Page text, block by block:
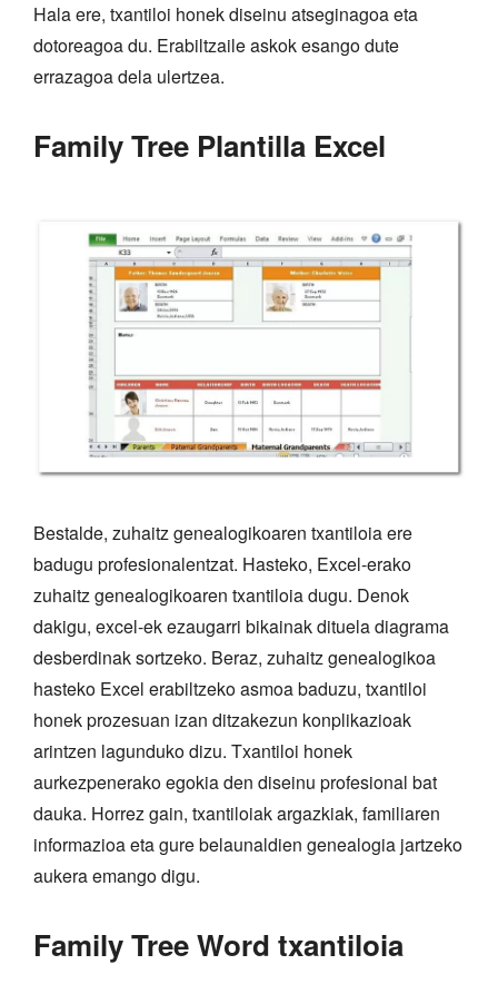
Hala ere, txantiloi honek diseinu atseginagoa eta
dotoreagoa du. Erabiltzaile askok esango dute
errazagoa dela ulertzea.
Family Tree Plantilla Excel
Bestalde, zuhaitz genealogikoaren txantiloia ere
badugu profesionalentzat. Hasteko, Excel-erako
zuhaitz genealogikoaren txantiloia dugu. Denok
dakigu, excel-ek ezaugarri bikainak dituela diagrama
desberdinak sortzeko. Beraz, zuhaitz genealogikoa
hasteko Excel erabiltzeko asmoa baduzu, txantiloi
honek prozesuan izan ditzakezun konplikazioak
arintzen lagunduko dizu. Txantiloi honek
aurkezpenerako egokia den diseinu profesional bat
dauka. Horrez gain, txantiloiak argazkiak, familiaren
informazioa eta gure belaunaldien genealogia jartzeko
aukera emango digu.
Family Tree Word txantiloia